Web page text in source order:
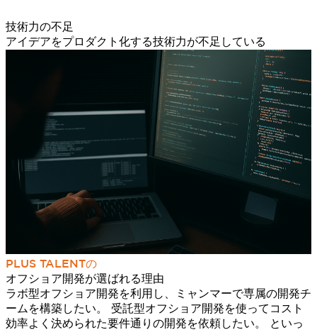
技術力の不足
アイデアをプロダクト化する技術力が不足している
PLUS TALENTの
オフショア開発が選ばれる理由
ラボ型オフショア開発を利用し、ミャンマーで専属の開発チ
ームを構築したい。 受託型オフショア開発を使ってコスト
効率よく決められた要件通りの開発を依頼したい。 といっ